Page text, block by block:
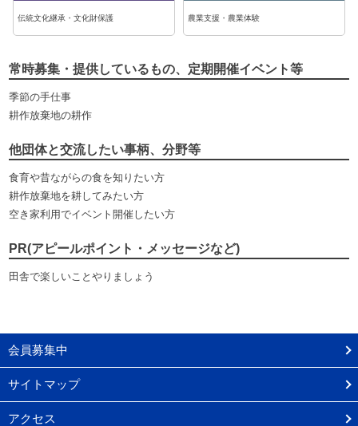
伝統文化継承・文化財保護 農業支援・農業体験
常時募集・提供しているもの、定期開催イベント等
季節の手仕事
耕作放棄地の耕作
他団体と交流したい事柄、分野等
食育や昔ながらの食を知りたい方
耕作放棄地を耕してみたい方
空き家利用でイベント開催したい方
PR(アピールポイント・メッセージなど)
田舎で楽しいことやりましょう
会員募集中
サイトマップ
アクセス